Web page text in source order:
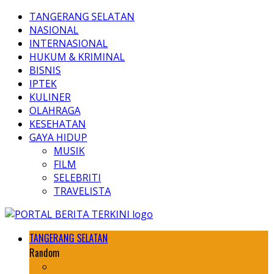
TANGERANG SELATAN
NASIONAL
INTERNASIONAL
HUKUM & KRIMINAL
BISNIS
IPTEK
KULINER
OLAHRAGA
KESEHATAN
GAYA HIDUP
MUSIK
FILM
SELEBRITI
TRAVELISTA
TANGERANG SELATAN
Random